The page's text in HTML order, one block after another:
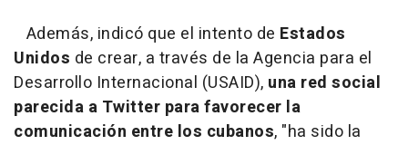
Además, indicó que el intento de Estados
Unidos de crear, a través de la Agencia para el
Desarrollo Internacional (USAID), una red social
parecida a Twitter para favorecer la
comunicación entre los cubanos, "ha sido la